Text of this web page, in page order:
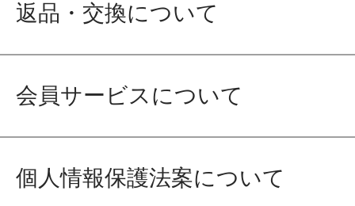
返品・交換について
会員サービスについて
個人情報保護法案について